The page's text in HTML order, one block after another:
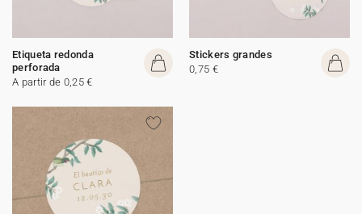
Etiqueta redonda
perforada
A partir de 0,25 €
Stickers grandes
0,75 €